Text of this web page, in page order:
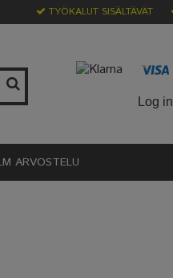
TYÖKALUT SISÄLTÄVÄT
Log in
ARVOSTELU